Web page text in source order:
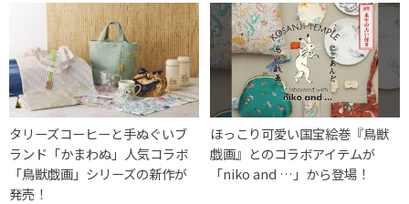
タリーズコーヒーと手ぬぐいブ
ランド「かまわぬ」人気コラボ
「鳥獣戯画」シリーズの新作が
発売！
ほっこり可愛い国宝絵巻『鳥獣
戯画』とのコラボアイテムが
「niko and …」から登場！